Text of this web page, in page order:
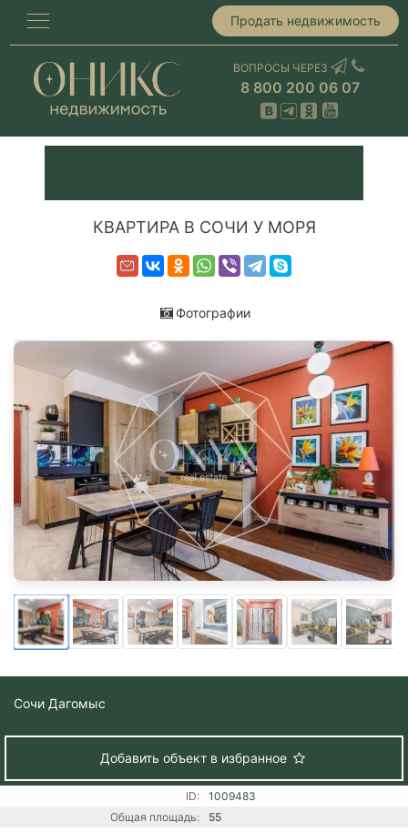
Продать недвижимость
ВОПРОСЫ ЧЕРЕЗ
8 800 200 06 07
КВАРТИРА В СОЧИ У МОРЯ
Фотографии
Сочи Дагомыс
Добавить объект в избранное
ID:
1009483
Общая площадь:
55